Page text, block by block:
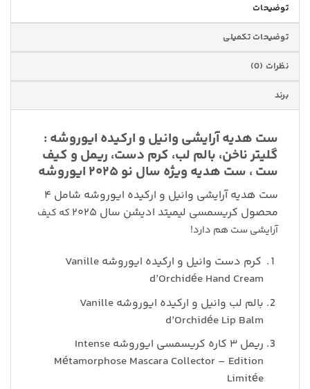
توضیحات
توضیحات تکمیلی
نظرات (0)
برند
ست هدیه آرایشی وانیل و ارکیده ایوروشه :
گلیتر ناخن، بالم لب، کرم دست، ریمل و کیف
ست ، ست هدیه ویژه سال نو ۲۰۲۵ ایوروشه
ست هدیه آرایشی وانیل و ارکیده ایوروشه شامل ۴
محصول کریسمسی لیمیتد ادیشن سال ۲۰۲۵
که کیف
آرایشی ست هم دارد!
کرم دست وانیل و ارکیده ایوروشه Vanille
d’Orchidée Hand Cream
بالم لب وانیل و ارکیده ایوروشه Vanille
d’Orchidée Lip Balm
ریمل ۳ کاره کریسمسی ایوروشه Intense
Métamorphose Mascara Collector – Edition
Limitée